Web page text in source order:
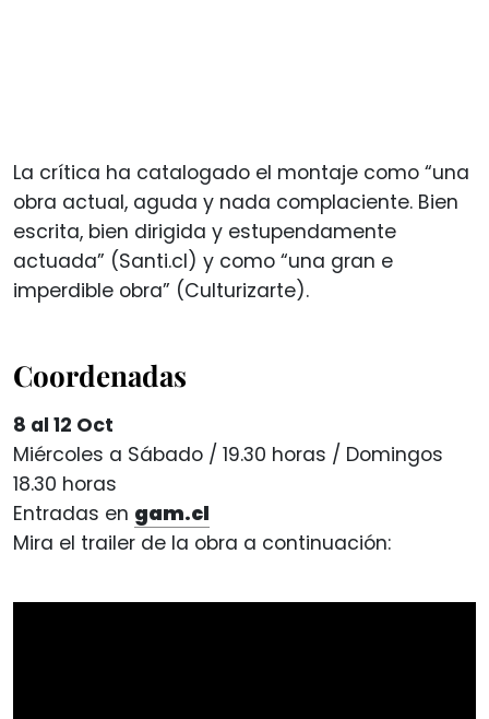
La crítica ha catalogado el montaje como “una
obra actual, aguda y nada complaciente. Bien
escrita, bien dirigida y estupendamente
actuada” (Santi.cl) y como “una gran e
imperdible obra” (Culturizarte).
Coordenadas
8 al 12 Oct
Miércoles a Sábado / 19.30 horas / Domingos
18.30 horas
Entradas en gam.cl
Mira el trailer de la obra a continuación: